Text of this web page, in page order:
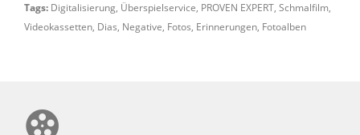
Tags: Digitalisierung, Überspielservice, PROVEN EXPERT, Schmalfilm,
Videokassetten, Dias, Negative, Fotos, Erinnerungen, Fotoalben